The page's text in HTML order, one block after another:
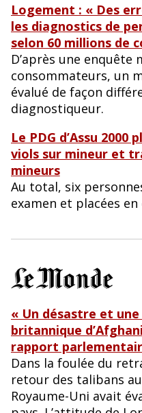
Logement : « Des
les diagnostics de
selon 60 millions de
D’après une enquête
consommateurs, un
évalué de façon
diagnostiqueur.
Le PDG d’Assu
viols sur mineur et
mineurs
Au total, six
examen et placées
« Un désastre et
britannique
rapport
Dans la foulée du
retour des talibans
Royaume-Uni avait